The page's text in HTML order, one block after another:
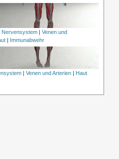
Nervensystem
Venen und
Immunabwehr
| Venen und Arterien| Haut